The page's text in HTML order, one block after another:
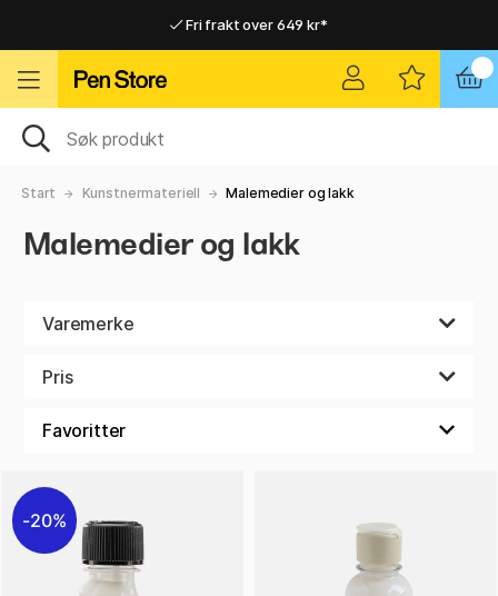
Fri frakt over 649 kr*
Raskt til dør eller utleveringssted
Raskt til dør eller utleveringssted
Start Kunstnermateriell Malemedier og lakk
Malemedier og lakk
Varemerke
Pris
20%